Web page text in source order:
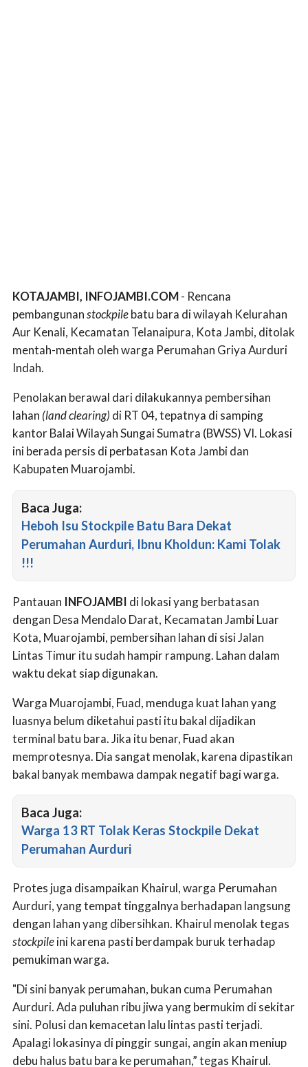
KOTAJAMBI, INFOJAMBI.COM- Rencana
pembangunanstockpilebatu bara di wilayah Kelurahan
Aur Kenali, Kecamatan Telanaipura, Kota Jambi, ditolak
mentah-mentah oleh warga Perumahan Griya Aurduri
Indah.
Penolakan berawal dari dilakukannya pembersihan
lahan (land clearing) di RT 04, tepatnya di samping
kantor Balai Wilayah Sungai Sumatra (BWSS) VI. Lokasi
ini berada persis di perbatasan Kota Jambi dan
Kabupaten Muarojambi.
Baca Juga:
Heboh Isu Stockpile Batu Bara Dekat
Perumahan Aurduri, Ibnu Kholdun: Kami Tolak
!!!
Pantauan INFOJAMBI di lokasi yang berbatasan
dengan Desa Mendalo Darat, Kecamatan Jambi Luar
Kota, Muarojambi, pembersihan lahan di sisi Jalan
Lintas Timur itu sudah hampir rampung. Lahan dalam
waktu dekat siap digunakan.
Warga Muarojambi, Fuad, menduga kuat lahan yang
luasnya belum diketahui pasti itu bakal dijadikan
terminal batu bara. Jika itu benar, Fuad akan
memprotesnya. Dia sangat menolak, karena dipastikan
bakal banyak membawa dampak negatif bagi warga.
Baca Juga:
Warga 13 RT Tolak Keras Stockpile Dekat
Perumahan Aurduri
Protes juga disampaikan Khairul, warga Perumahan
Aurduri, yang tempat tinggalnya berhadapan langsung
dengan lahan yang dibersihkan. Khairul menolak tegas
stockpileini karena pasti berdampak buruk terhadap
pemukiman warga.
"Di sini banyak perumahan, bukan cuma Perumahan
Aurduri. Ada puluhan ribu jiwa yang bermukim di sekitar
sini. Polusi dan kemacetan lalu lintas pasti terjadi.
Apalagi lokasinya di pinggir sungai, angin akan meniup
debu halus batu bara ke perumahan,” tegas Khairul.